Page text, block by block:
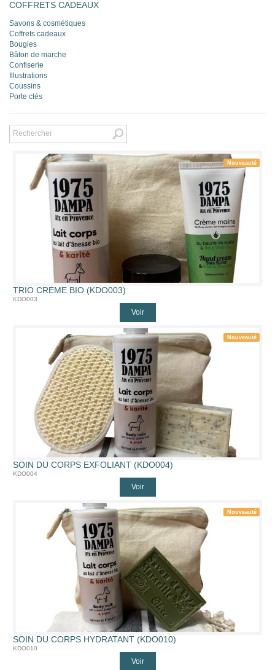
COFFRETS CADEAUX
Savons & cosmétiques
Coffrets cadeaux
Bougies
Bâton de marche
Confiserie
Illustrations
Coussins
Porte clés
Nouveauté
TRIO CRÈME BIO (KDO003)
KDO003
Voir
Nouveauté
SOIN DU CORPS EXFOLIANT (KDO004)
KDO004
Voir
Nouveauté
SOIN DU CORPS HYDRATANT (KDO010)
KDO010
Voir